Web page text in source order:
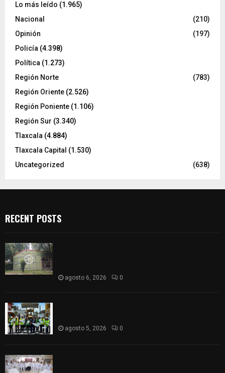
Lo más leído (1.965)
Nacional
(210)
Opinión
(197)
Policía (4.398)
Política (1.273)
Región Norte
(783)
Región Oriente (2.526)
Región Poniente (1.106)
Región Sur (3.340)
Tlaxcala (4.884)
Tlaxcala Capital (1.530)
Uncategorized
(638)
RECENT POSTS
agosto 6, 2026 0
agosto 5, 2026 0